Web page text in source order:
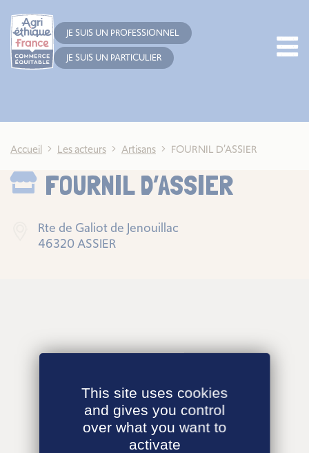
JE SUIS UN PROFESSIONNEL
JE SUIS UN PARTICULIER
Accueil Les acteurs Artisans FOURNIL D’ASSIER
FOURNIL D’ASSIER
Rte de Galiot de Jenouillac
46320 ASSIER
This site uses cookies
and gives you control
over what you want to
activate